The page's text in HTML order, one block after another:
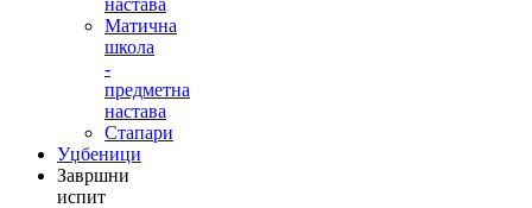
Матична
школа
-
предметна
настава
Стапари
Уџбеници
Завршни
испит